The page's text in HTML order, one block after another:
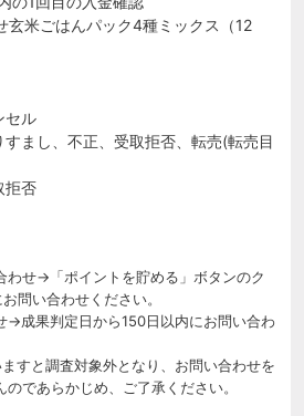
玄米ごはんパック4種ミックス（12
セル
すまし、不正、受取拒否、転売(転売目
拒否
わせ→「ポイントを貯める」ボタンのク
問い合わせください。
→成果判定日から150日以内にお問い合わ
すと調査対象外となり、お問い合わせを
であらかじめ、ご了承ください。